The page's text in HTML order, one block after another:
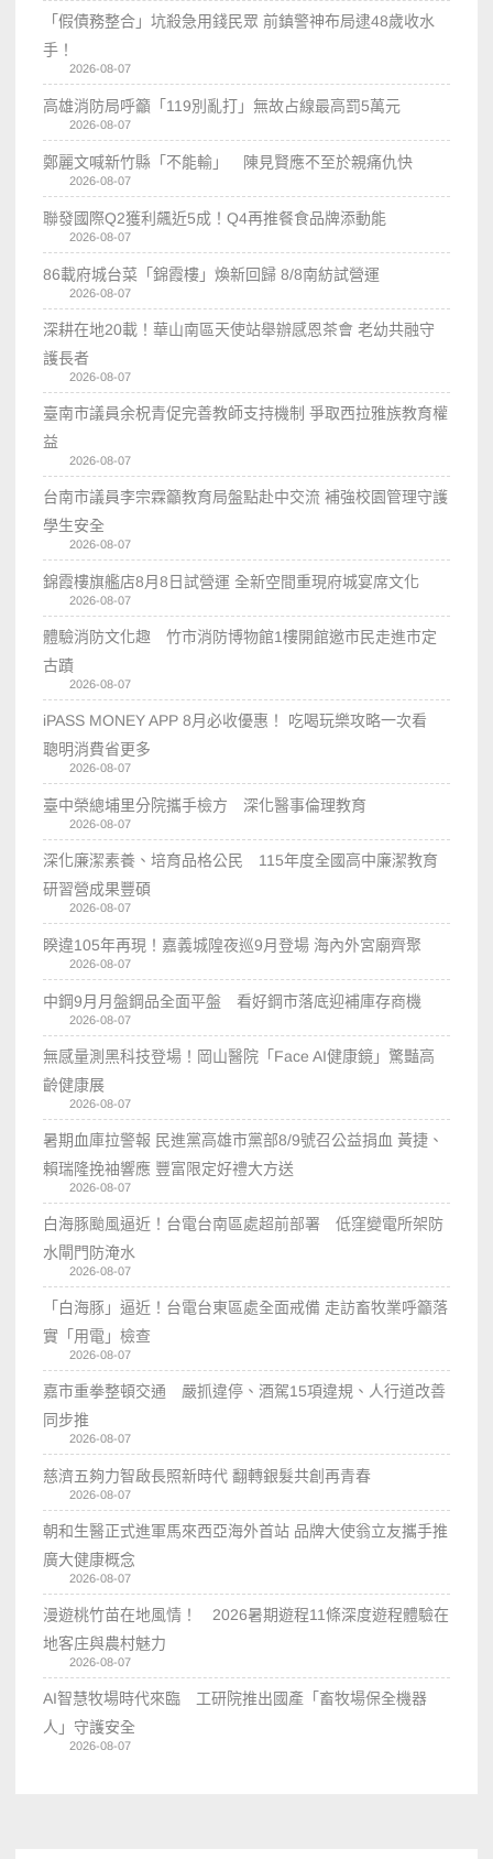
「假債務整合」坑殺急用錢民眾 前鎮警神布局逮48歲收水
手！
2026-08-07
高雄消防局呼籲「119別亂打」無故占線最高罰5萬元
2026-08-07
鄭麗文喊新竹縣「不能輸」 陳見賢應不至於親痛仇快
2026-08-07
聯發國際Q2獲利飆近5成！Q4再推餐食品牌添動能
2026-08-07
86載府城台菜「錦霞樓」煥新回歸 8/8南紡試營運
2026-08-07
深耕在地20載！華山南區天使站舉辦感恩茶會 老幼共融守
護長者
2026-08-07
臺南市議員余柷青促完善教師支持機制 爭取西拉雅族教育權
益
2026-08-07
台南市議員李宗霖籲教育局盤點赴中交流 補強校園管理守護
學生安全
2026-08-07
錦霞樓旗艦店8月8日試營運 全新空間重現府城宴席文化
2026-08-07
體驗消防文化趣 竹市消防博物館1樓開館邀市民走進市定
古蹟
2026-08-07
iPASS MONEY APP 8月必收優惠！ 吃喝玩樂攻略一次看
聰明消費省更多
2026-08-07
臺中榮總埔里分院攜手檢方 深化醫事倫理教育
2026-08-07
深化廉潔素養、培育品格公民 115年度全國高中廉潔教育
研習營成果豐碩
2026-08-07
睽違105年再現！嘉義城隍夜巡9月登場 海內外宮廟齊聚
2026-08-07
中鋼9月月盤鋼品全面平盤 看好鋼市落底迎補庫存商機
2026-08-07
無感量測黑科技登場！岡山醫院「Face AI健康鏡」驚豔高
齡健康展
2026-08-07
暑期血庫拉警報 民進黨高雄市黨部8/9號召公益捐血 黃捷、
賴瑞隆挽袖響應 豐富限定好禮大方送
2026-08-07
白海豚颱風逼近！台電台南區處超前部署 低窪變電所架防
水閘門防淹水
2026-08-07
「白海豚」逼近！台電台東區處全面戒備 走訪畜牧業呼籲落
實「用電」檢查
2026-08-07
嘉市重拳整頓交通 嚴抓違停、酒駕15項違規、人行道改善
同步推
2026-08-07
慈濟五夠力智啟長照新時代 翻轉銀髮共創再青春
2026-08-07
朝和生醫正式進軍馬來西亞海外首站 品牌大使翁立友攜手推
廣大健康概念
2026-08-07
漫遊桃竹苗在地風情！ 2026暑期遊程11條深度遊程體驗在
地客庄與農村魅力
2026-08-07
AI智慧牧場時代來臨 工研院推出國產「畜牧場保全機器
人」守護安全
2026-08-07